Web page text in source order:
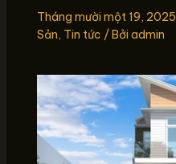
Tháng mười một 19, 2025
Sản, Tin tức / Bởi admin